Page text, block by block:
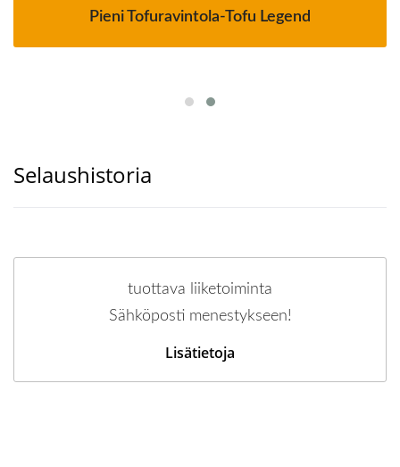
Pieni Tofuravintola-Tofu Legend
Selaushistoria
tuottava liiketoiminta
Sähköposti menestykseen!
Lisätietoja